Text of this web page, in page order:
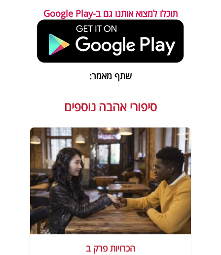
תוכלו למצוא אותנו גם ב-Google Play
שתף מאמר:
סיפורי אהבה נוספים
הכרויות פרק ב